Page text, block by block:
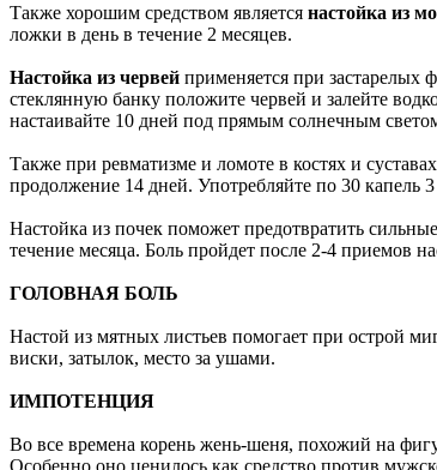
Также хорошим средством является настойка из
ложки в день в течение 2 месяцев.
Настойка из червей применяется при застарелых
стеклянную банку положите червей и залейте
настаивайте 10 дней под прямым солнечным
Также при ревматизме и ломоте в костях и
продолжение 14 дней. Употребляйте по 30 капель 3
Настойка из почек поможет предотвратить
течение месяца. Боль пройдет после 2-4 приемов
ГОЛОВНАЯ БОЛЬ
Настой из мятных листьев помогает при острой
виски, затылок, место за ушами.
ИМПОТЕНЦИЯ
Во все времена корень жень-шеня, похожий на
Особенно оно ценилось как средство против